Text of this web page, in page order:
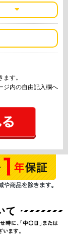
す。
ジ内の自由記入欄へ